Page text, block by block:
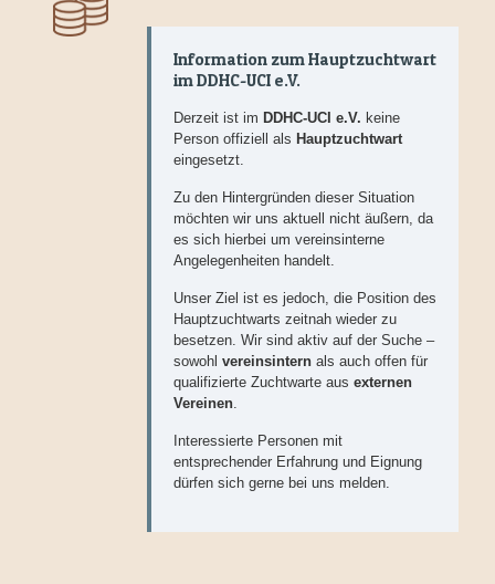
Information zum Hauptzuchtwart
im DDHC-UCI e.V.
Derzeit ist im DDHC-UCI e.V. keine
Person offiziell als Hauptzuchtwart
eingesetzt.
Zu den Hintergründen dieser Situation
möchten wir uns aktuell nicht äußern, da
es sich hierbei um vereinsinterne
Angelegenheiten handelt.
Unser Ziel ist es jedoch, die Position des
Hauptzuchtwarts zeitnah wieder zu
besetzen. Wir sind aktiv auf der Suche –
sowohl vereinsintern als auch offen für
qualifizierte Zuchtwarte aus externen
Vereinen.
Interessierte Personen mit
entsprechender Erfahrung und Eignung
dürfen sich gerne bei uns melden.